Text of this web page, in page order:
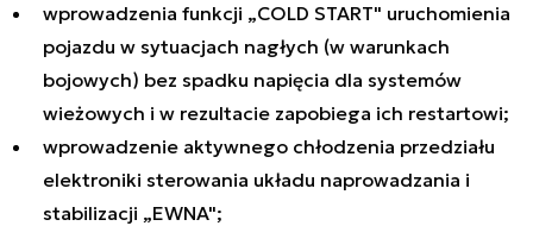
wprowadzenia funkcji „COLD START" uruchomienia
pojazdu w sytuacjach nagłych (w warunkach
bojowych) bez spadku napięcia dla systemów
wieżowych i w rezultacie zapobiega ich restartowi;
wprowadzenie aktywnego chłodzenia przedziału
elektroniki sterowania układu naprowadzania i
stabilizacji „EWNA";